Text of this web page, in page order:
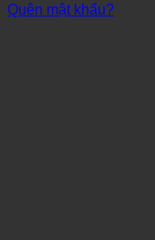
Quên mật khẩu?